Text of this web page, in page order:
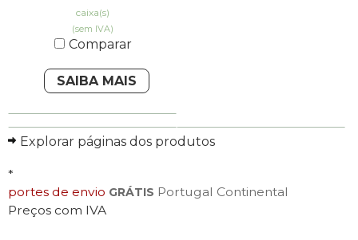
caixa(s)
(sem IVA)
Comparar
SAIBA MAIS
Explorar páginas dos produtos
*
portes de envio GRÁTIS Portugal Continental
Preços com IVA